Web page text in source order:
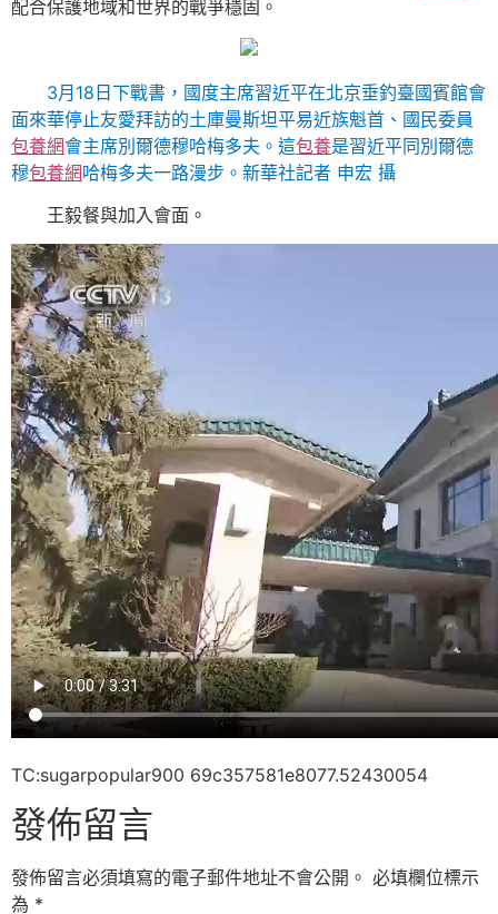
配合保護地域和世界的戰爭穩固。
3月18日下戰書，國度主席習近平在北京垂釣臺國賓館會
面來華停止友愛拜訪的土庫曼斯坦平易近族魁首、國民委員
包養網會主席別爾德穆哈梅多夫。這包養是習近平同別爾德
穆包養網哈梅多夫一路漫步。新華社記者 申宏 攝
王毅餐與加入會面。
TC:sugarpopular900 69c357581e8077.52430054
發佈留言
發佈留言必須填寫的電子郵件地址不會公開。 必填欄位標示
為 *